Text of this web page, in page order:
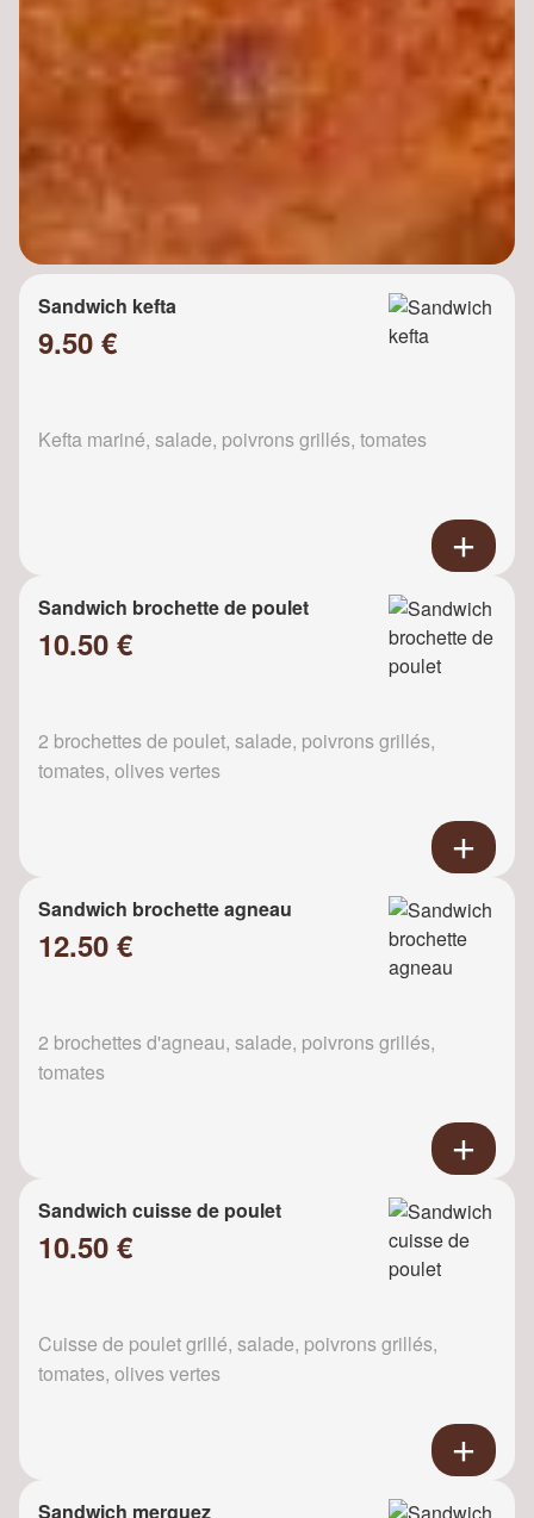
Sandwich kefta
9.50 €
Kefta mariné, salade, poivrons grillés, tomates
Sandwich brochette de poulet
10.50 €
2 brochettes de poulet, salade, poivrons grillés,
tomates, olives vertes
Sandwich brochette agneau
12.50 €
2 brochettes d'agneau, salade, poivrons grillés,
tomates
Sandwich cuisse de poulet
10.50 €
Cuisse de poulet grillé, salade, poivrons grillés,
tomates, olives vertes
Sandwich merguez